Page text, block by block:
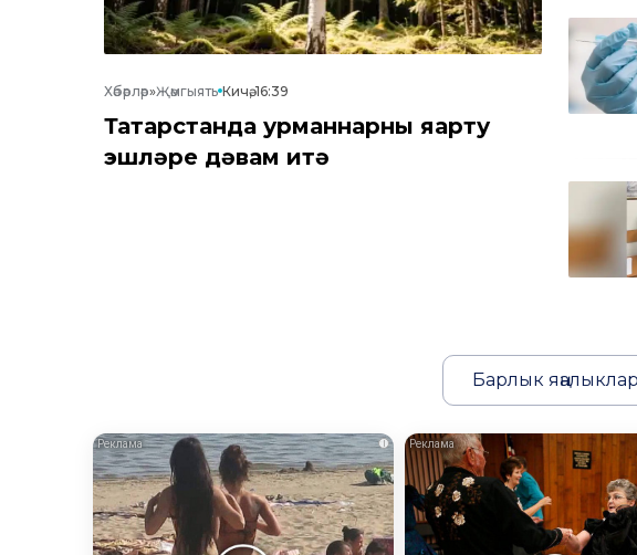
Хәбәрләр»Җәмгыять Кичә, 16:39
Татарстанда урманнарны яңарту
эшләре дәвам итә
Барлык яңалыклар
i